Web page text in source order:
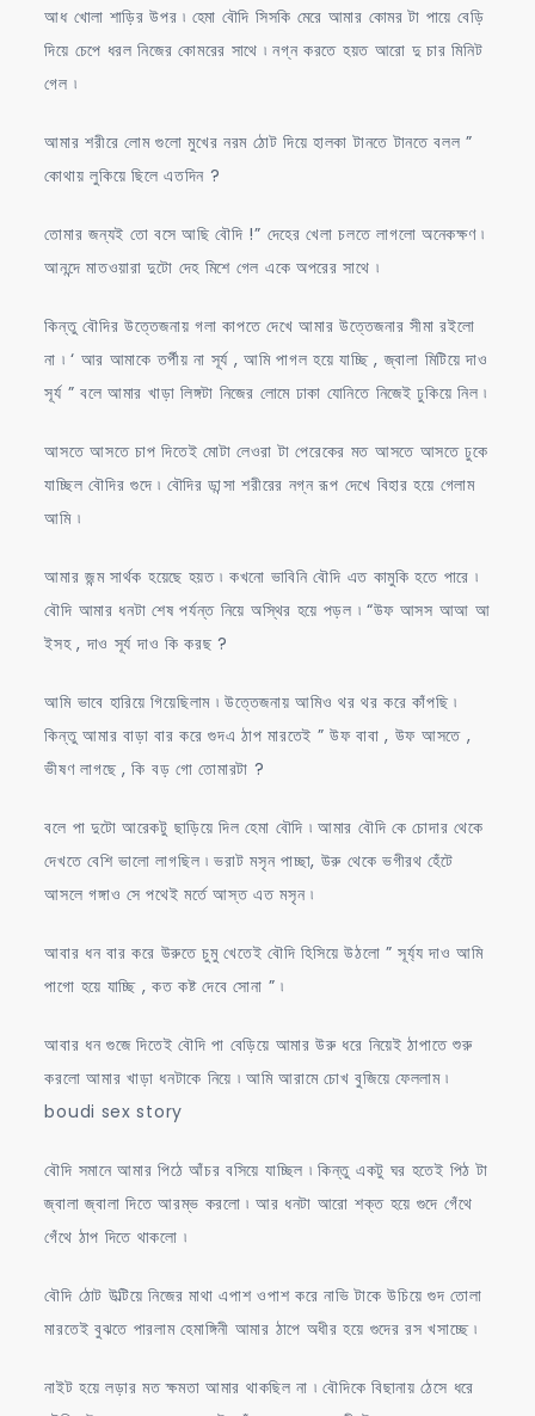
আধ খোলা শাড়ির উপর ৷ হেমা বৌদি সিসকি মেরে আমার কোমর টা পায়ে বেড়ি
দিয়ে চেপে ধরল নিজের কোমরের সাথে ৷ নগ্ন করতে হয়ত আরো দু চার মিনিট
গেল ৷
আমার শরীরে লোম গুলো মুখের নরম ঠোট দিয়ে হালকা টানতে টানতে বলল ”
কোথায় লুকিয়ে ছিলে এতদিন ?
তোমার জন্যই তো বসে আছি বৌদি !” দেহের খেলা চলতে লাগলো অনেকক্ষণ ৷
আনন্দে মাতওয়ারা দুটো দেহ মিশে গেল একে অপরের সাথে ৷
কিন্তু বৌদির উত্তেজনায় গলা কাপতে দেখে আমার উত্তেজনার সীমা রইলো
না ৷ ‘ আর আমাকে তর্পীয় না সূর্য , আমি পাগল হয়ে যাচ্ছি , জ্বালা মিটিয়ে দাও
সূর্য ” বলে আমার খাড়া লিঙ্গটা নিজের লোমে ঢাকা যোনিতে নিজেই ঢুকিয়ে নিল ৷
আসতে আসতে চাপ দিতেই মোটা লেওরা টা পেরেকের মত আসতে আসতে ঢুকে
যাচ্ছিল বৌদির গুদে ৷ বৌদির ডান্সা শরীরের নগ্ন রূপ দেখে বিহার হয়ে গেলাম
আমি ৷
আমার জন্ম সার্থক হয়েছে হয়ত ৷ কখনো ভাবিনি বৌদি এত কামুকি হতে পারে ৷
বৌদি আমার ধনটা শেষ পর্যন্ত নিয়ে অস্থির হয়ে পড়ল ৷ “উফ আসস আআ আ
ইসহ , দাও সূর্য দাও কি করছ ?
আমি ভাবে হারিয়ে গিয়েছিলাম ৷ উত্তেজনায় আমিও থর থর করে কাঁপছি ৷
কিন্তু আমার বাড়া বার করে গুদএ ঠাপ মারতেই ” উফ বাবা , উফ আসতে ,
ভীষণ লাগছে , কি বড় গো তোমারটা ?
বলে পা দুটো আরেকটু ছাড়িয়ে দিল হেমা বৌদি ৷ আমার বৌদি কে চোদার থেকে
দেখতে বেশি ভালো লাগছিল ৷ ভরাট মসৃন পাচ্ছা, উরু থেকে ভগীরথ হেঁটে
আসলে গঙ্গাও সে পথেই মর্তে আস্ত এত মসৃন ৷
আবার ধন বার করে উরুতে চুমু খেতেই বৌদি হিসিয়ে উঠলো ” সূর্য্য দাও আমি
পাগো হয়ে যাচ্ছি , কত কষ্ট দেবে সোনা ” ৷
আবার ধন গুজে দিতেই বৌদি পা বেড়িয়ে আমার উরু ধরে নিয়েই ঠাপাতে শুরু
করলো আমার খাড়া ধনটাকে নিয়ে ৷ আমি আরামে চোখ বুজিয়ে ফেললাম ৷
boudi sex story
বৌদি সমানে আমার পিঠে আঁচর বসিয়ে যাচ্ছিল ৷ কিন্তু একটু ঘর হতেই পিঠ টা
জ্বালা জ্বালা দিতে আরম্ভ করলো ৷ আর ধনটা আরো শক্ত হয়ে গুদে গেঁথে
গেঁথে ঠাপ দিতে থাকলো ৷
বৌদি ঠোট উল্টিয়ে নিজের মাথা এপাশ ওপাশ করে নাভি টাকে উচিয়ে গুদ তোলা
মারতেই বুঝতে পারলাম হেমাঙ্গিনী আমার ঠাপে অধীর হয়ে গুদের রস খসাচ্ছে ৷
নাইট হয়ে লড়ার মত ক্ষমতা আমার থাকছিল না ৷ বৌদিকে বিছানায় ঠেসে ধরে